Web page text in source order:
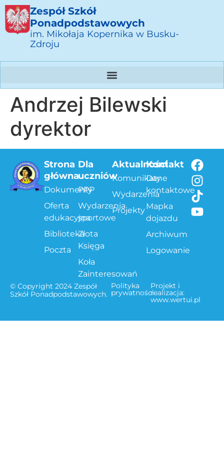
Zespół Szkół
Ponadpodstawowych
im. Mikołaja Kopernika w Busku-
Zdroju
Andrzej Bilewski
dyrektor
Strona
główna
Dokumenty
Oferta
edukacyjna
Biblioteka
Poczta
Dla
uczniów
PPP
Wydarzenia
sportowe
Złota
Księga
Koła
Zainteresowań
Aktualności
Komunikaty
Wydarzenia
Projekty
Kontakt
Dane
kontaktowe
Mapka
dojazdu
Archiwum
Logowanie
© Copyright 2024 Zespół
Szkół Ponadpodstawowych.
Polityka
prywatności
Projekt i
realizacja:
www.wertui.pl